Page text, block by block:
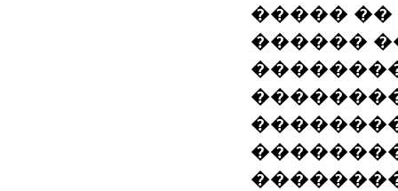
����� ��
������